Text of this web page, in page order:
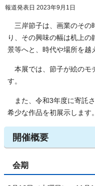
報道発表日 2023年9月1日
三岸節子は、画業のその
り、その興味の幅は机上
景等へと、時代や場所を越
本展では、節子が絵のモ
す。
また、令和3年度に寄託
希少な作品を初展示します
開催概要
会期